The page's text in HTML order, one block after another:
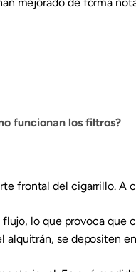
funcionan los filtros?
frontal del cigarrillo.
lo que provoca que
alquitrán, se depositen